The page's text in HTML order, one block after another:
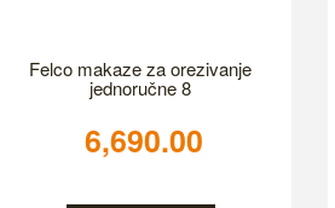
Felco makaze za orezivanje
jednoručne 8
6,690.00